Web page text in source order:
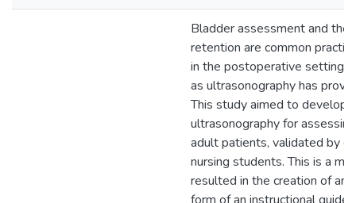
Bladder assessment and the
retention are common
in the postoperative setting.
as ultrasonography has
This study aimed to develop
ultrasonography for
adult patients, validated by
nursing students. This is a
resulted in the creation of an